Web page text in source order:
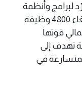
لبرامج وأنظمة
التشغيل في العالم.، اليوم الاثنين، إلغاء 4800 وظيفة
2.1% من إجمالي قوتها
تهدف إلى
في